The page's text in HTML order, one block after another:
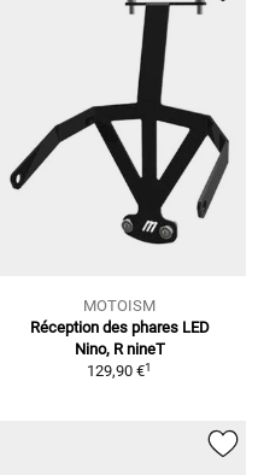
MOTOISM
Réception des phares LED
Nino, R nineT
129,90 €1